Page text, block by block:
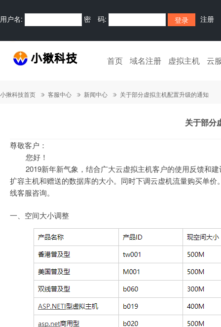
用户名: 密 码: 注册
首页 域名注册 虚拟主机 云
小揪科技首页 客服中心 新闻中心 关于部分虚拟主机配置升级的通知
关于部分
尊敬客户：
您好！
2019新年新气象，结合广大云虚拟主机客户的使用反馈和建
扩容主机和赠送的数据库的大小。同时下调云虚机流量购买单
线客服咨询。
一、空间大小调整